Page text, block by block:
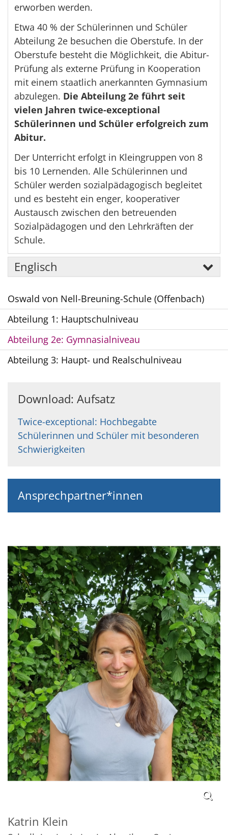
erworben werden.
Etwa 40 % der Schülerinnen und Schüler
Abteilung 2e besuchen die Oberstufe. In der
Oberstufe besteht die Möglichkeit, die Abitur-
Prüfung als externe Prüfung in Kooperation
mit einem staatlich anerkannten Gymnasium
abzulegen. Die Abteilung 2e führt seit
vielen Jahren twice-exceptional
Schülerinnen und Schüler erfolgreich zum
Abitur.
Der Unterricht erfolgt in Kleingruppen von 8
bis 10 Lernenden. Alle Schülerinnen und
Schüler werden sozialpädagogisch begleitet
und es besteht ein enger, kooperativer
Austausch zwischen den betreuenden
Sozialpädagogen und den Lehrkräften der
Schule.
Englisch
Oswald von Nell-Breuning-Schule (Offenbach)
Abteilung 1: Hauptschulniveau
Abteilung 2e: Gymnasialniveau
Abteilung 3: Haupt- und Realschulniveau
Download: Aufsatz
Twice-exceptional: Hochbegabte
Schülerinnen und Schüler mit besonderen
Schwierigkeiten
Ansprechpartner*innen
Katrin Klein